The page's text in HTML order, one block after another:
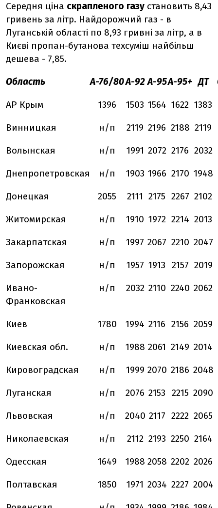
Середня ціна скрапленого газу становить 8,43
гривень за літр. Найдорожчий газ - в
Луганській області по 8,93 гривні за літр, а в
Києві пропан-бутанова техсуміш найбільш
дешева - 7,85.
Область А-76/80А-92 А-95А-95+ ДТ
АР Крым 1396 1503 1564 1622 1383
Винницкая н/п 2119 2196 2188 2119
Волынская н/п 1991 2072 2176 2032
Днепропетровская н/п 1903 1966 2170 1948
Донецкая 2055 2111 2175 2267 2102
Житомирская н/п 1910 1972 2214 2013
Закарпатская н/п 1997 2067 2210 2047
Запорожская н/п 1957 1913 2157 2019
Ивано-
Франковская
н/п 2032 2110 2240 2062
Киев 1780 1994 2116 2156 2059
Киевская обл. н/п 1988 2061 2149 2014
Кировоградская н/п 1999 2070 2186 2048
Луганская н/п 2076 2153 2215 2090
Львовская н/п 2040 2117 2222 2065
Николаевская н/п 2112 2193 2250 2164
Одесская 1649 1988 2058 2202 2026
Полтавская 1850 1971 2034 2227 2004